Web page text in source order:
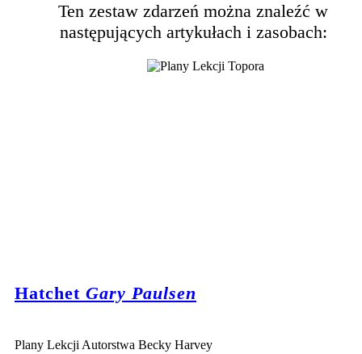
Ten zestaw zdarzeń można znaleźć w
następujących artykułach i zasobach:
Hatchet Gary Paulsen
Plany Lekcji Autorstwa Becky Harvey